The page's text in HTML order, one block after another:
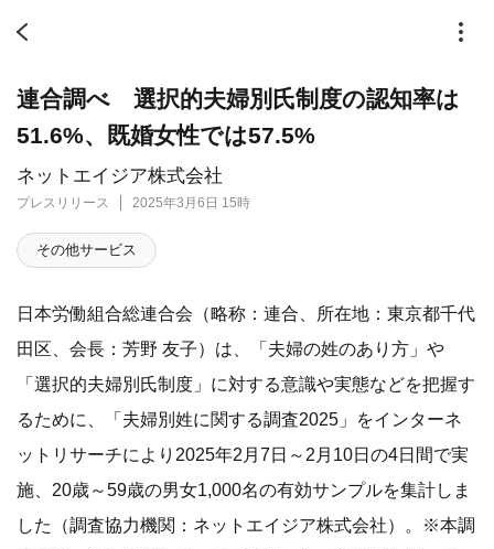
ネットエイジア株式会社
プレスリリース 2025年3月6日 15時
連合調べ 選択的夫婦別氏制度の認知率は
51.6%、既婚女性では57.5%
その他サービス
日本労働組合総連合会（略称：連合、所在地：東京都千代
田区、会長：芳野 友子）は、「夫婦の姓のあり方」や
「選択的夫婦別氏制度」に対する意識や実態などを把握す
るために、「夫婦別姓に関する調査2025」をインターネ
ットリサーチにより2025年2月7日～2月10日の4日間で実
施、20歳～59歳の男女1,000名の有効サンプルを集計しま
した（調査協力機関：ネットエイジア株式会社）。※本調